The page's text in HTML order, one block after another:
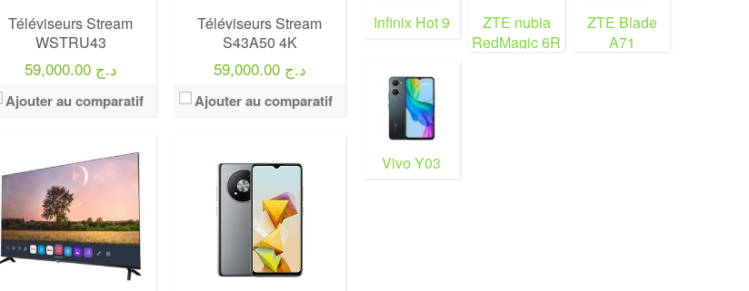
Téléviseurs Stream
WSTRU43
59,000.00 د.ج
Ajouter au comparatif
Téléviseurs Stream
S43A50 4K
59,000.00 د.ج
Ajouter au comparatif
Marque:LG
75000
Définition:UHD TV
View Details →
Marque:LG
75000
Définition:
UHD TV
View Details →
Infinix Hot 9
ZTE nubia
RedMagic 6R
ZTE Blade
A71
Vivo Y03